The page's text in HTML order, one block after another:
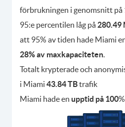
förbrukningen i genomsnitt på
95:e percentilen låg på 280.49
att 95% av tiden hade Miami
28% av maxkapaciteten.
Totalt krypterade och
i Miami 43.84 TBtrafik
Miami hade en upptid på 100